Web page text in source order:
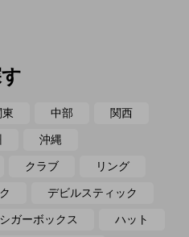
東 中部 関西
沖縄
クラブ リング
デビルスティック
シガーボックス ハット